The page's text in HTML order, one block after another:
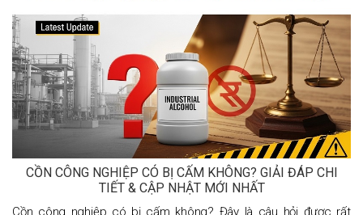
CỒN CÔNG NGHIỆP CÓ BỊ CẤM KHÔNG? GIẢI ĐÁP CHI
TIẾT & CẬP NHẬT MỚI NHẤT
Cồn công nghiệp có bị cấm không? Đây là câu hỏi được rất